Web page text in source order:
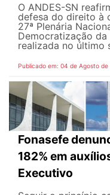
O ANDES-SN
defesa do direito à
27ª Plenária
Democratização da
realizada no último
Publicado em: 04 de Agosto de
Fonasefe
182% em
Executivo